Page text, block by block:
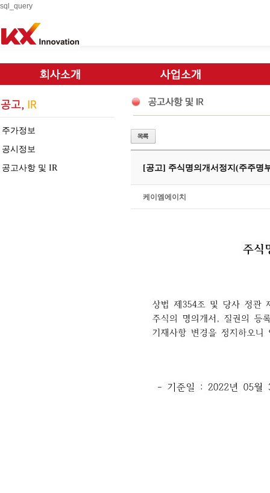
sql_query
주가정보
공시정보
공고사항 및 IR [공고] 주식명의개서정지(주주명
케이엠에이치